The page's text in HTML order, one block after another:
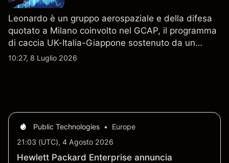
Leonardo è un gruppo aerospaziale e della difesa
quotato a Milano coinvolto nel GCAP, il programma
di caccia UK-Italia-Giappone sostenuto da un
contratto da 4,6 miliardi di sterline. I risultati
10:27, 8 Luglio 2026
Public Technologies •
Europe
21:03 (UTC), 4 Agosto 2026
Hewlett Packard Enterprise annuncia